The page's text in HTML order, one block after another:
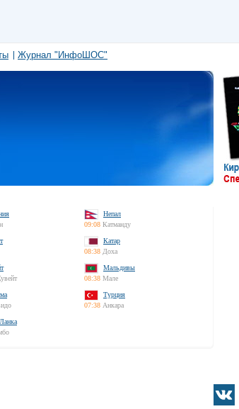
Журнал "ИнфоШОС"
Непал
09:08 Катманду
Катар
08:38 Доха
Мальдивы
08:38 Мале
Турция
07:38 Анкара